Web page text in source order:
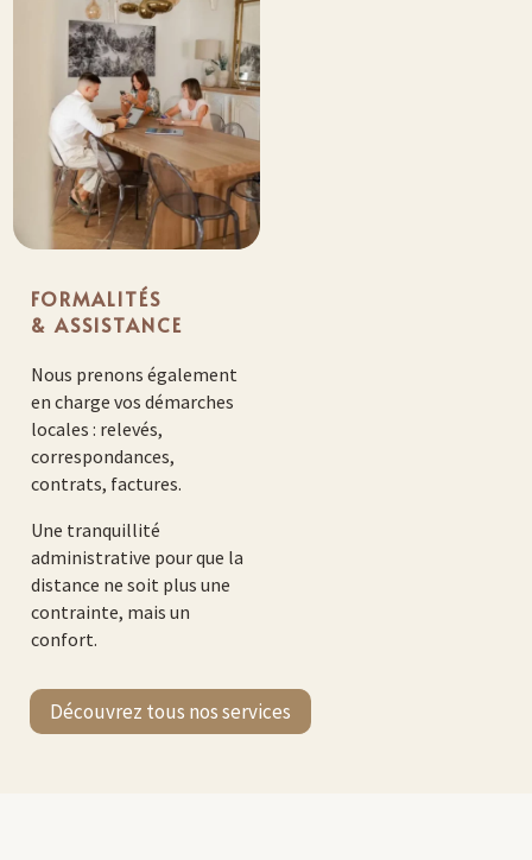
FORMALITÉS
& ASSISTANCE
Nous prenons également
en charge vos démarches
locales : relevés,
correspondances,
contrats, factures.
Une tranquillité
administrative pour que la
distance ne soit plus une
contrainte, mais un
confort.
Découvrez tous nos services